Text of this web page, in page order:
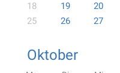
18
19 20
25
26 27
Oktober